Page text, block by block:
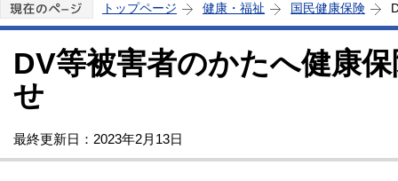
トップページ 健康・福祉 国民健康保険
DV等被害者のかたへ健康
せ
最終更新日：2023年2月13日